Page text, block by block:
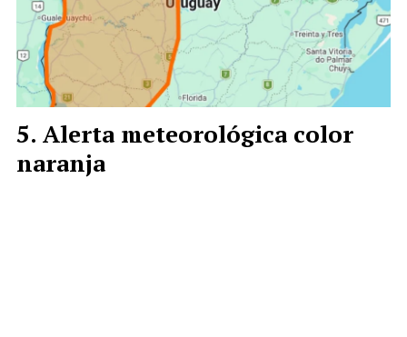
Alerta meteorológica color
naranja